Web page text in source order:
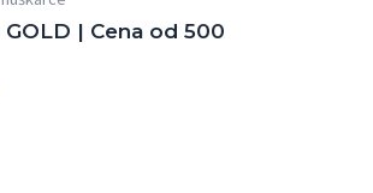
GOLD | Cena od 500